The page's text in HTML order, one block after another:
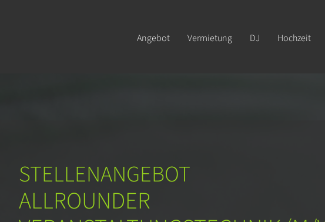
Angebot Vermietung DJ Hochzeit
STELLENANGEBOT
ALLROUNDER